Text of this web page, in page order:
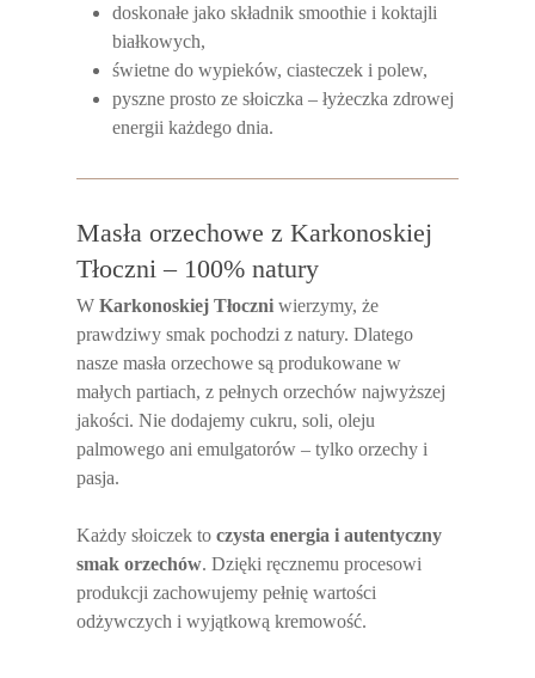
doskonałe jako składnik smoothie i koktajli
białkowych,
świetne do wypieków, ciasteczek i polew,
pyszne prosto ze słoiczka – łyżeczka zdrowej
energii każdego dnia.
Masła orzechowe z Karkonoskiej
Tłoczni – 100% natury
WKarkonoskiej Tłoczni wierzymy, że
prawdziwy smak pochodzi z natury. Dlatego
nasze masła orzechowe są produkowane w
małych partiach, z pełnych orzechów najwyższej
jakości. Nie dodajemy cukru, soli, oleju
palmowego ani emulgatorów – tylko orzechy i
pasja.
Każdy słoiczek toczysta energia i autentyczny
smak orzechów. Dzięki ręcznemu procesowi
produkcji zachowujemy pełnię wartości
odżywczych i wyjątkową kremowość.